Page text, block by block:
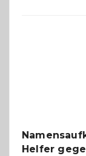
Helfer